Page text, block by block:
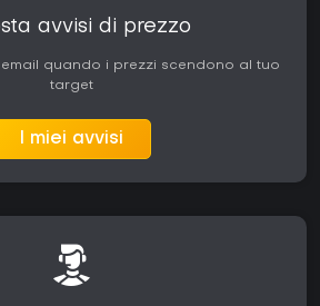
avvisi di prezzo
quando i prezzi scendono al tuo
target
I miei avvisi